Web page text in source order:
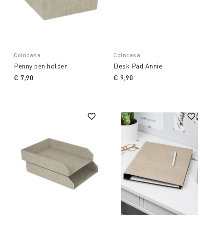
Coincasa
Penny pen holder
€ 7,90
Coincasa
Desk Pad Annie
€ 9,90